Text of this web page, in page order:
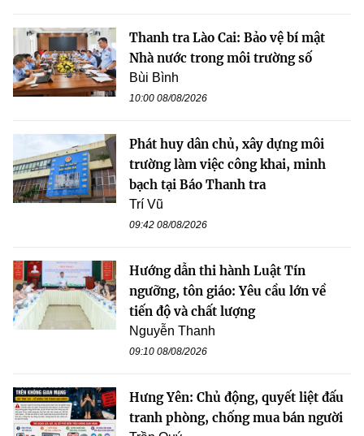
Thanh tra Lào Cai: Bảo vệ bí mật
Nhà nước trong môi trường số
Bùi Bình
10:00 08/08/2026
Phát huy dân chủ, xây dựng môi
trường làm việc công khai, minh
bạch tại Báo Thanh tra
Trí Vũ
09:42 08/08/2026
Hướng dẫn thi hành Luật Tín
ngưỡng, tôn giáo: Yêu cầu lớn về
tiến độ và chất lượng
Nguyễn Thanh
09:10 08/08/2026
Hưng Yên: Chủ động, quyết liệt đấu
tranh phòng, chống mua bán người